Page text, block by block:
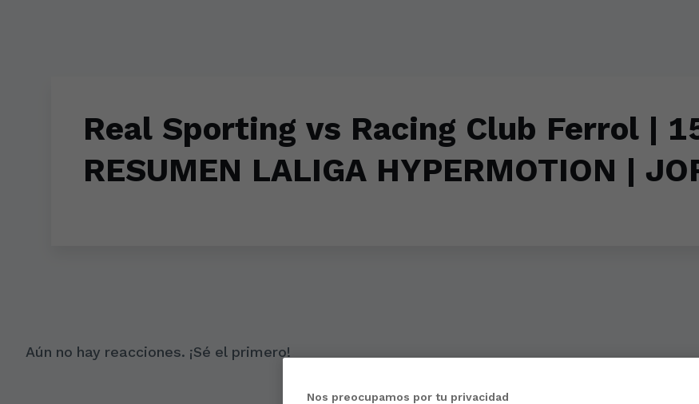
Real Sporting vs Racing Club Ferrol |
RESUMEN LALIGA HYPERMOTION |
Aún no hay reacciones. ¡Sé el primero!
Nos preocupamos por tu privacidad